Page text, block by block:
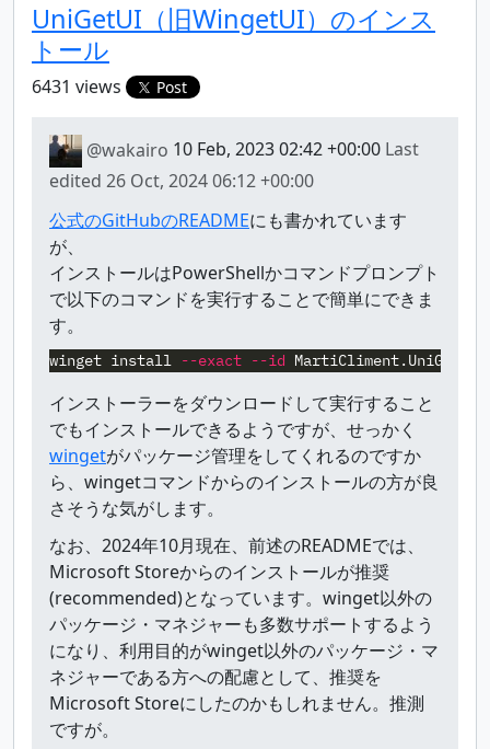
UniGetUI（旧WingetUI）のインス
トール
6431 views Post
@wakairo 10 Feb, 2023 02:42 +00:00 Last
edited 26 Oct, 2024 06:12 +00:00
公式のGitHubのREADMEにも書かれています
が、
インストールはPowerShellかコマンドプロンプト
で以下のコマンドを実行することで簡単にできま
す。
winget install --exact --id MartiCliment.UniGetUI
インストーラーをダウンロードして実行すること
でもインストールできるようですが、せっかく
wingetがパッケージ管理をしてくれるのですか
ら、wingetコマンドからのインストールの方が良
さそうな気がします。
なお、2024年10月現在、前述のREADMEでは、
Microsoft Storeからのインストールが推奨
(recommended)となっています。winget以外の
パッケージ・マネジャーも多数サポートするよう
になり、利用目的がwinget以外のパッケージ・マ
ネジャーである方への配慮として、推奨を
Microsoft Storeにしたのかもしれません。推測
ですが。